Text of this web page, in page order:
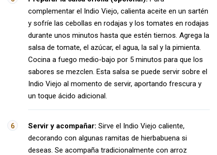
complementar el Indio Viejo, calienta aceite en un sartén
y sofríe las cebollas en rodajas y los tomates en rodajas
durante unos minutos hasta que estén tiernos. Agrega la
salsa de tomate, el azúcar, el agua, la sal y la pimienta.
Cocina a fuego medio-bajo por 5 minutos para que los
sabores se mezclen. Esta salsa se puede servir sobre el
Indio Viejo al momento de servir, aportando frescura y
un toque ácido adicional.
Servir y acompañar: Sirve el Indio Viejo caliente,
decorando con algunas ramitas de hierbabuena si
deseas. Se acompaña tradicionalmente con arroz